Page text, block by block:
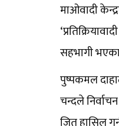
माओवादी
सहभागी
पुष्पकमल
चन्दले